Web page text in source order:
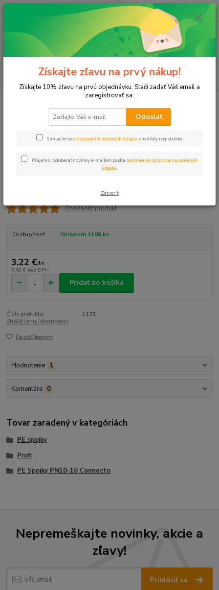
Menu
(Po-Pia, 8-17 hod.)
ks
za0 €
L-kus MT 25x1" VNZ PROFI
L-kus MT 25x1" VNZ PROFI
Ohodnotiť produkt
Dostupnosť Skladom 1186 ks
3,22 €/ks
2,62 € bez DPH
Pridať do košíka
Číslo produktu:
1173
Strážiť cenu / dostupnosť
Do obľúbených
Hodnotenie 1
Komentáre 0
Tovar zaradený v kategóriách
PE spojky
Profi
PE Spojky PN10-16 Connecto
Nepremeškajte novinky, akcie a
zľavy!
Prihlásiť sa
Získajte zľavu na prvý nákup!
Získajte 10% zľavu na prvú objednávku. Stačí zadať Váš email a
zaregistrovať sa.
Odoslať
Súhlasím sospracovaním osobných údajov pre účely registrácie.
Prajem si odoberať novinky e-mailom podľa podmienok spracovania osobných
údajov
Zatvoriť